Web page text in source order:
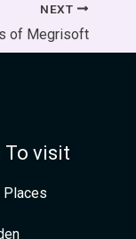
NEXT
of Megrisoft
To visit
Places